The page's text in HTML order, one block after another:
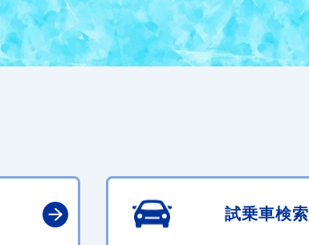
試乗車検索